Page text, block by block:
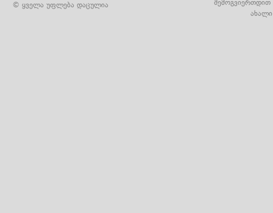
© ყველა უფლება დაცულია
შემოგვიერთდით
ახალი